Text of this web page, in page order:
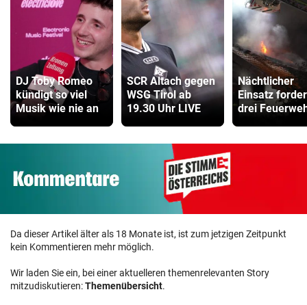
DJ Toby Romeo
kündigt so viel
Musik wie nie an
SCR Altach gegen
WSG Tirol ab
19.30 Uhr LIVE
Nächtlicher
Einsatz
drei
Da dieser Artikel älter als 18 Monate ist, ist zum jetzigen Zeitpunkt
kein Kommentieren mehr möglich.
Wir laden Sie ein, bei einer aktuelleren themenrelevanten Story
mitzudiskutieren:Themenübersicht.